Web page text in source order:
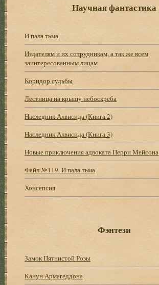
Научная фантастика
И пала тьма
Издателям и их сотрудникам, а так же всем
заинтересованным лицам
Коридор судьбы
Лестница на крышу небоскреба
Наследник Алвисида (Книга 2)
Наследник Алвисида (Книга 3)
Новые приключения адвоката Перри Мейсона
Файл №119. И пала тьма
Хонсепсия
Фэнтези
Замок Пятнистой Розы
Канун Армагеддона